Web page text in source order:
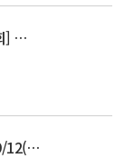
20/10/02 [수면다원검사 정도관리위원회] 제1차 임상교육평점 사전등록기간
20/09/11 온라인 교육강좌 강의자료는 9/12(토) 18시 이후 강의사이트 자료실에서 다운로드 가능합니다.